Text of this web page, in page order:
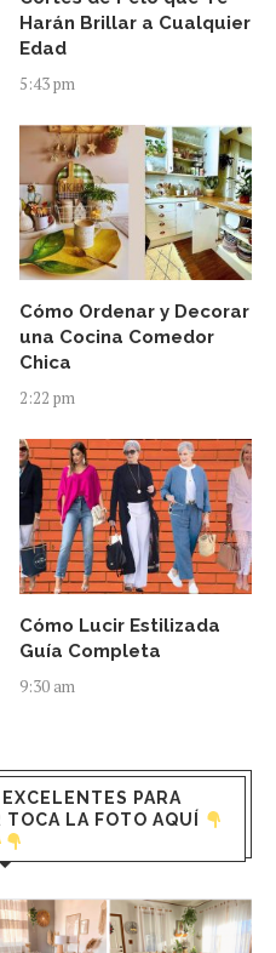
Harán Brillar a Cualquier
Edad
5:43 pm
Cómo Ordenar y Decorar
una Cocina Comedor
Chica
2:22 pm
Cómo Lucir Estilizada
Guía Completa
9:30 am
PARA
LA FOTO AQUÍ